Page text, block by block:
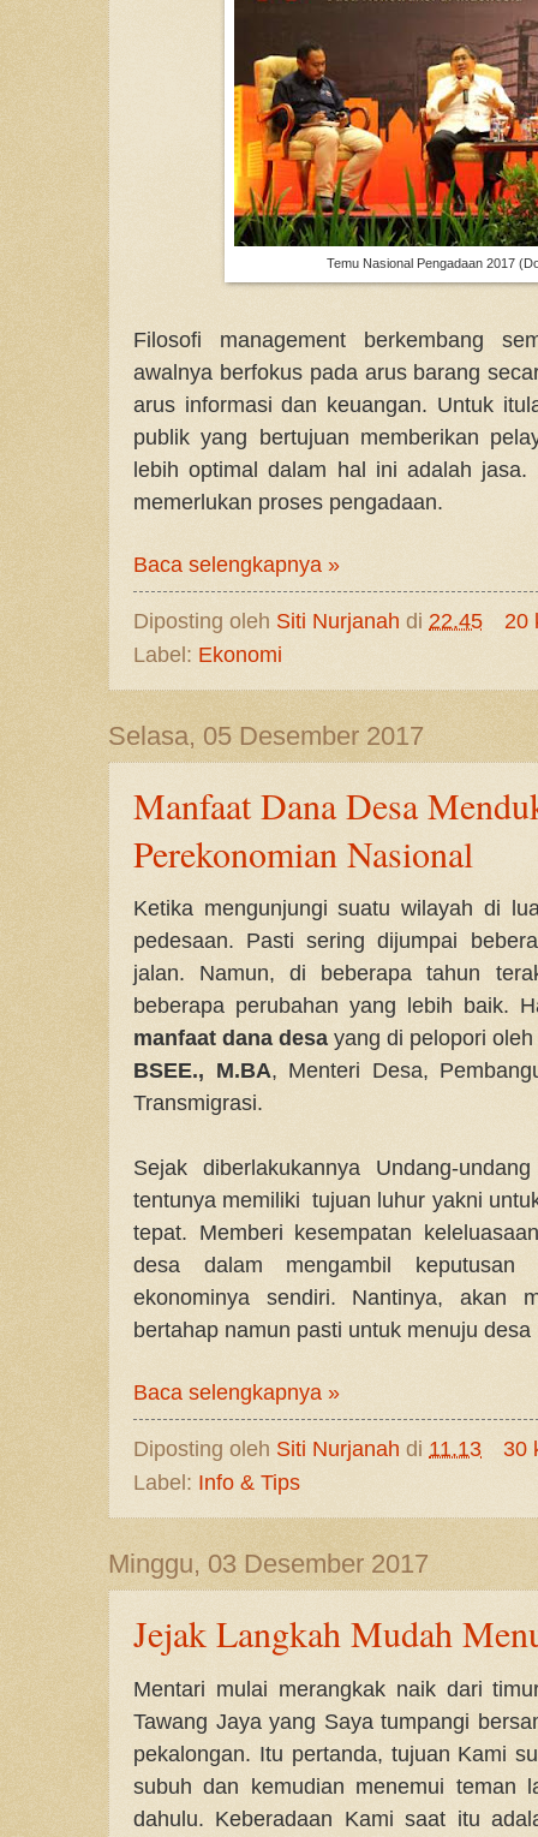
Temu Nasional Pengadaan 2017
Filosofi management berkembang
awalnya berfokus pada arus barang
arus informasi dan keuangan. Untuk
publik yang bertujuan memberikan
lebih optimal dalam hal ini adalah jasa.
memerlukan proses pengadaan.
Baca selengkapnya »
Diposting oleh Siti Nurjanah di 22.45
20
Label: Ekonomi
Selasa, 05 Desember 2017
Manfaat Dana Desa
Perekonomian Nasional
Ketika mengunjungi suatu wilayah di
pedesaan. Pasti sering dijumpai
jalan. Namun, di beberapa tahun
beberapa perubahan yang lebih baik.
manfaat dana desayang di pelopori oleh
BSEE., M.BA, Menteri Desa,
Transmigrasi.
Sejak diberlakukannya Undang-
tentunya memiliki tujuan luhur yakni
tepat. Memberi kesempatan
desa dalam mengambil keputusan
ekonominya sendiri. Nantinya, akan
bertahap namun pasti untuk menuju
Baca selengkapnya »
Diposting oleh Siti Nurjanah di 11.13
30
Label: Info & Tips
Minggu, 03 Desember 2017
Jejak Langkah Mudah
Mentari mulai merangkak naik dari
Tawang Jaya yang Saya tumpangi
pekalongan. Itu pertanda, tujuan Kami
subuh dan kemudian menemui teman
dahulu. Keberadaan Kami saat itu